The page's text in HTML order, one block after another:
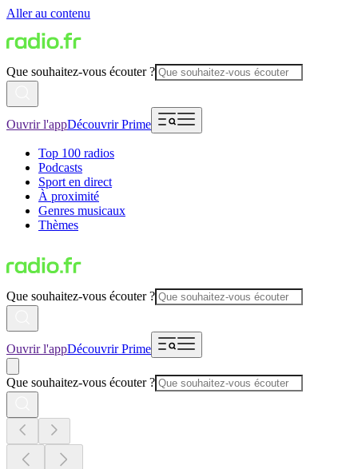
Aller au contenu
Que souhaitez-vous écouter ?
Ouvrir l'appDécouvrir Prime
Top 100 radios
Podcasts
Sport en direct
À proximité
Genres musicaux
Thèmes
Que souhaitez-vous écouter ?
Ouvrir l'appDécouvrir Prime
Que souhaitez-vous écouter ?